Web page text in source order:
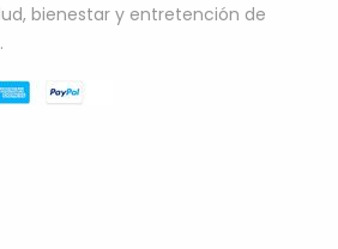
bienestar y entretención de